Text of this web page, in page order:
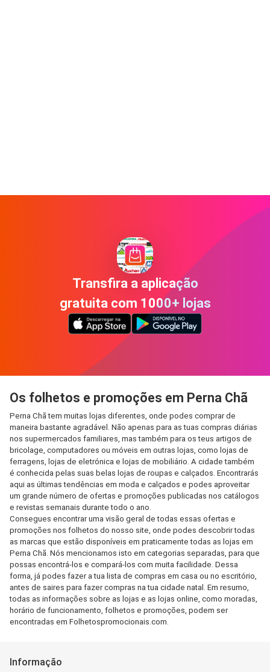
Transfira a aplicação
gratuita com 1000+ lojas
Os folhetos e promoções em Perna Chã
Perna Chã tem muitas lojas diferentes, onde podes comprar de
maneira bastante agradável. Não apenas para as tuas compras diárias
nos supermercados familiares, mas também para os teus artigos de
bricolage, computadores ou móveis em outras lojas, como lojas de
ferragens, lojas de eletrónica e lojas de mobiliário. A cidade também
é conhecida pelas suas belas lojas de roupas e calçados. Encontrarás
aqui as últimas tendências em moda e calçados e podes aproveitar
um grande número de ofertas e promoções publicadas nos catálogos
e revistas semanais durante todo o ano.
Consegues encontrar uma visão geral de todas essas ofertas e
promoções nos folhetos do nosso site, onde podes descobrir todas
as marcas que estão disponíveis em praticamente todas as lojas em
Perna Chã. Nós mencionamos isto em categorias separadas, para que
possas encontrá-los e compará-los com muita facilidade. Dessa
forma, já podes fazer a tua lista de compras em casa ou no escritório,
antes de saires para fazer compras na tua cidade natal. Em resumo,
todas as informações sobre as lojas e as lojas online, como moradas,
horário de funcionamento, folhetos e promoções, podem ser
encontradas em Folhetospromocionais.com.
Informação